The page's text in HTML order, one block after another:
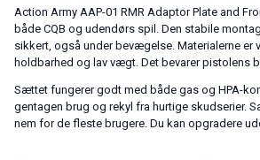
Action Army AAP-01 RMR Adaptor Plate and
både CQB og udendørs spil. Den stabile
sikkert, også under bevægelse. Materialerne er
holdbarhed og lav vægt. Det bevarer pistolens
Sættet fungerer godt med både gas og HPA-
gentagen brug og rekyl fra hurtige skudserier.
nem for de fleste brugere. Du kan opgradere